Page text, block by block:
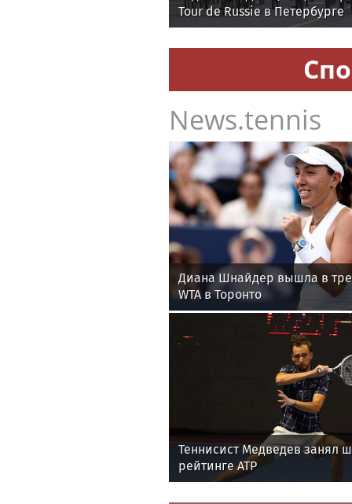
Tour de Russie в Петербурге
News.tennis
Диана Шнайдер вышла в
WTA в Торонто
Теннисист Медведев занял
рейтинге ATP